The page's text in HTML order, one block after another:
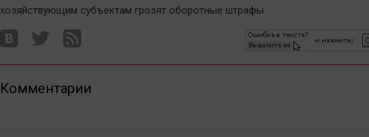
хозяйствующим субъектам грозят оборотные штрафы.
Комментарии